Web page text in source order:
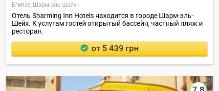
Египет, Шарм-эль-Шейх
Отель Sharming Inn Hotels находится в городе Шарм-эль-
Шейх. К услугам гостей открытый бассейн, частный пляж и
ресторан.
от 5 439 грн